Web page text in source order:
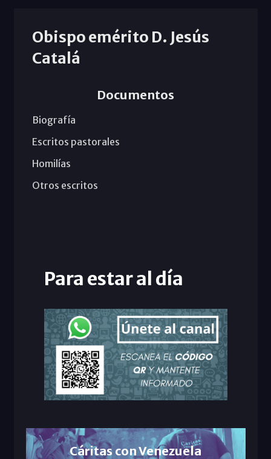
Obispo emérito D. Jesús
Catalá
Documentos
Biografía
Escritos pastorales
Homilías
Otros escritos
Para estar al día
Cáritas con Venezuela